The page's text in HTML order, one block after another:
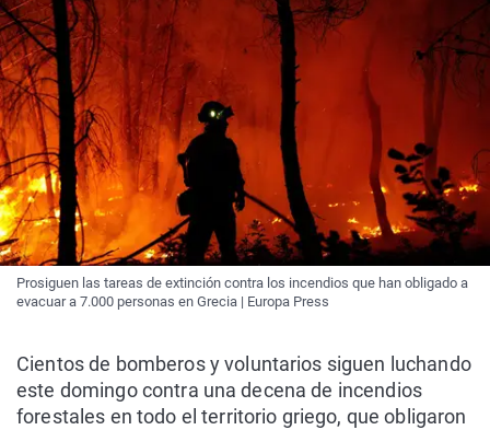
Prosiguen las tareas de extinción contra los incendios que han obligado a
evacuar a 7.000 personas en Grecia | Europa Press
Cientos de bomberos y voluntarios siguen luchando
este domingo contra una decena de incendios
forestales en todo el territorio griego, que obligaron